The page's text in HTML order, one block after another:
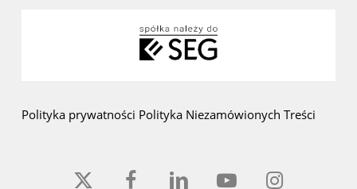
Polityka prywatności Polityka Niezamówionych Treści
x- facebooklinkedin youtube instagram